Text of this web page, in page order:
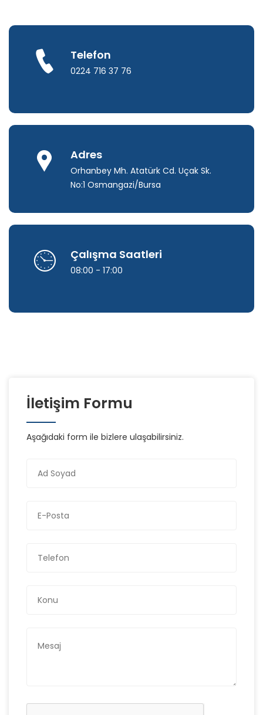
Telefon
0224 716 37 76
Adres
Orhanbey Mh. Atatürk Cd. Uçak Sk.
No:1 Osmangazi/Bursa
Çalışma Saatleri
08:00 - 17:00
İletişim Formu
Aşağıdaki form ile bizlere ulaşabilirsiniz.